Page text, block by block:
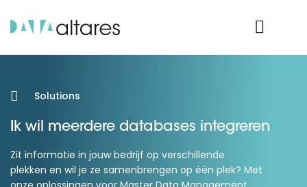
Solutions
Ik wil meerdere databases integreren
Zit informatie in jouw bedrijf op verschillende
plekken en wil je ze samenbrengen op één plek? Met